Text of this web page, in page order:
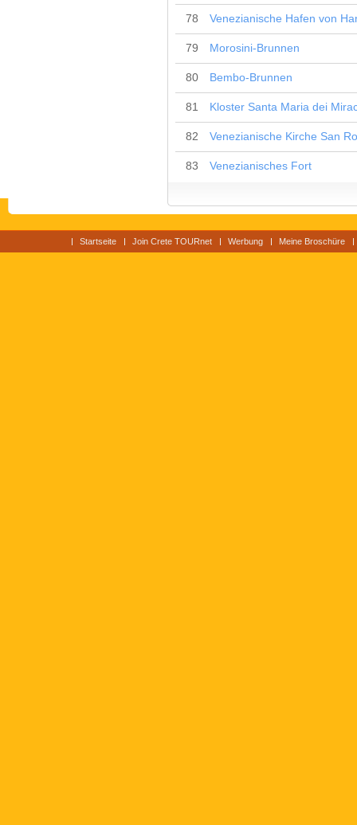
78 Venezianische Hafen von
79 Morosini-Brunnen
80 Bembo-Brunnen
81 Kloster Santa Maria dei
82 Venezianische Kirche San
83 Venezianisches Fort
Startseite Join Crete TOURnet Werbung Meine Broschüre